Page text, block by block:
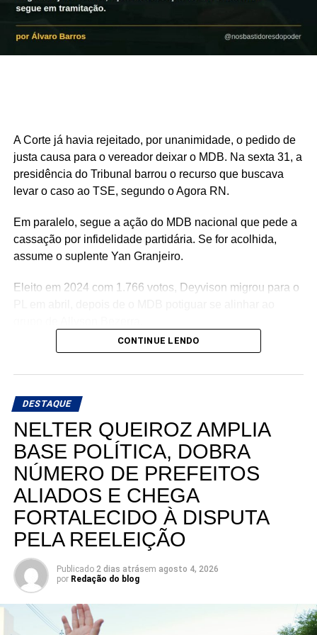
tentativas de usar a vaga para ampliar sua coligação.
outro partido poderia aumentar o tempo de propaganda
eleitoral disponível para o candidato.
base nas regras do Tribunal Superior Eleitoral. Lula,
sustentado por uma coligação mais ampla, deverá dispor
de aproximadamente 5 minutos e 32 segundos
A Corte já havia rejeitado, por unanimidade, o pedido de
justa causa para o vereador deixar o MDB. Na sexta 31, a
presidência do Tribunal barrou o recurso que buscava
levar o caso ao TSE, segundo o Agora RN.
Em paralelo, segue a ação do MDB nacional que pede a
cassação por infidelidade partidária. Se for acolhida,
assume o suplente Yan Granjeiro.
Eleito em 2024 com 1.766 votos, Deyvison migrou para o
envie para um amigo(a).
CONTINUE LENDO
DESTAQUE
NELTER QUEIROZ AMPLIA
BASE POLÍTICA, DOBRA
NÚMERO DE PREFEITOS
ALIADOS E CHEGA
FORTALECIDO À DISPUTA
PELA REELEIÇÃO
Publicado 2 dias atrásem agosto 4, 2026
por Redação do blog